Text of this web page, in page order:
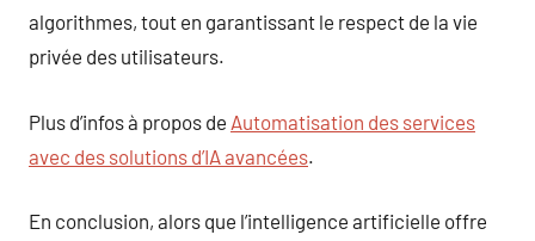
algorithmes, tout en garantissant le respect de la vie
privée des utilisateurs.
Plus d’infos à propos de Automatisation des services
avec des solutions d’IA avancées.
En conclusion, alors que l’intelligence artificielle offre